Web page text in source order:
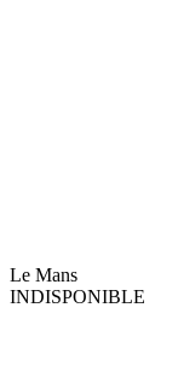
Le Mans
INDISPONIBLE